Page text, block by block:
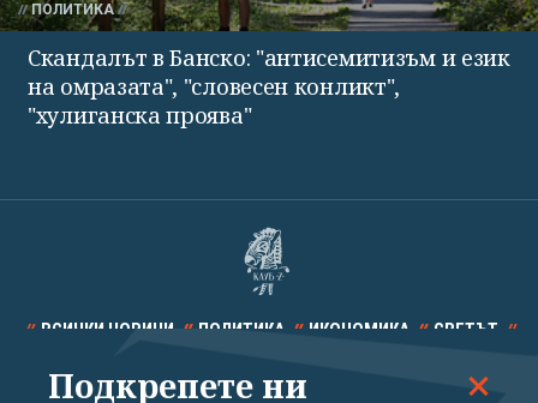
ПОЛИТИКА
Скандалът в Банско: "антисемитизъм и език
на омразата", "словесен конликт",
"хулиганска проява"
ВСИЧКИ НОВИНИ ПОЛИТИКА ИКОНОМИКА СВЕТЪТ
СПОРТ КУЛТУРА ТЕХНОЛОГИИ КАЛЕЙДОСКОП
Подкрепете ни